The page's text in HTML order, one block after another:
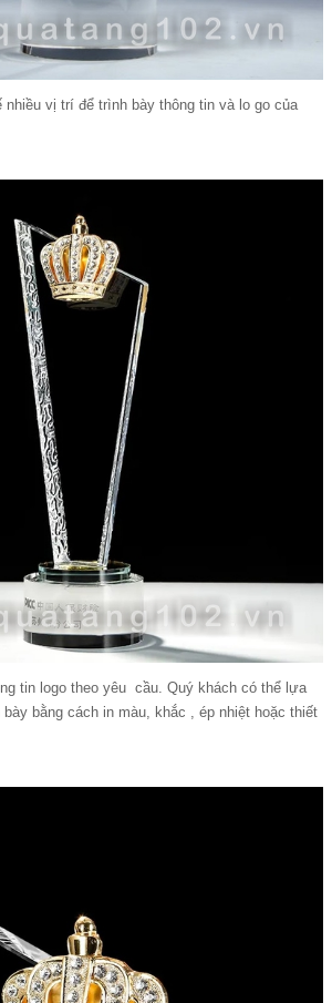
vị trí để trình bày thông tin và lo go của
tin logo theo yêu cầu. Quý khách có thể lựa
bằng cách in màu, khắc , ép nhiệt hoặc thiết